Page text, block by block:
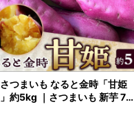
さつまいも なると金時「甘姫
」約5kg ｜さつまいも 新芋 7月